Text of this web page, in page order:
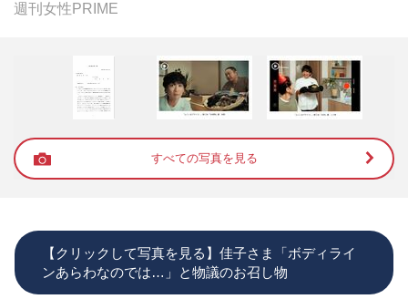
週刊女性PRIME
すべての写真を見る
【クリックして写真を見る】佳子さま「ボディライ
ンあらわなのでは…」と物議のお召し物